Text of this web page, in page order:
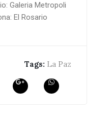
Galeria Metropoli
El Rosario
Tags: La Paz